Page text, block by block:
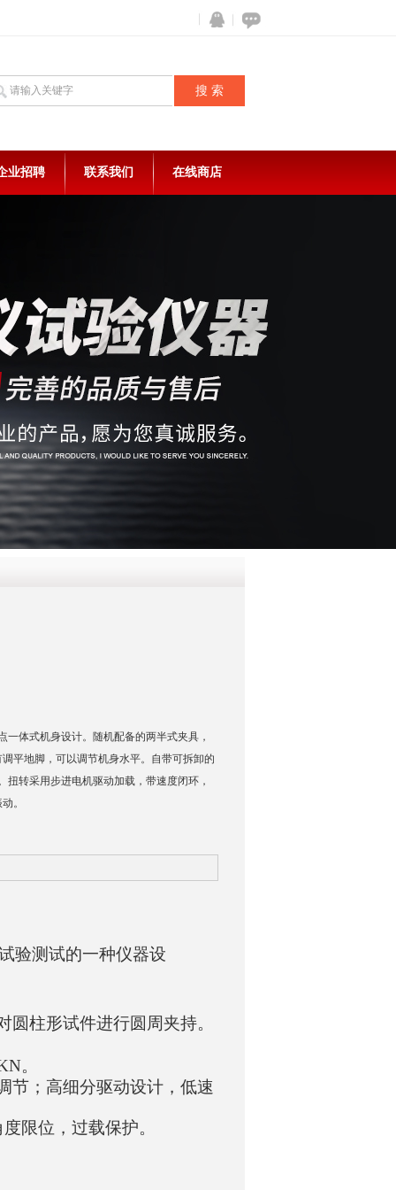
在线咨
QQ
业招聘 联系我们 在线商店
一体式机身设计。随机配备的两半式夹具，
平地脚，可以调节机身水平。自带可拆卸的
转采用步进电机驱动加载，带速度闭环，
。
验测试的一种仪器设
柱形试件进行圆周夹持。
。
节；高细分驱动设计，低速
限位，过载保护。